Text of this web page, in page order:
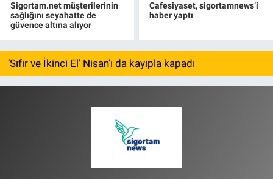
Sigortam.net müşterilerinin
sağlığını seyahatte de
güvence altına alıyor
Cafesiyaset, sigortamnews’i
haber yaptı
‘Sıfır ve İkinci El’ Nisan’ı da kayıpla kapadı